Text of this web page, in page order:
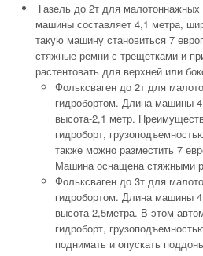
Газель до 2т для малотоннажных
машины составляет 4,1 метра,
такую машину становиться 7
стяжные ремни с трещетками и
растентовать для верхней или
Фольксваген до 2т для
гидробортом. Длина машины
высота-2,1 метр.
гидроборт,
также можно разместить 7
Машина оснащена стяжными
Фольксваген до 3т для
гидробортом. Длина машины
высота-2,5метра. В этом
гидроборт,
поднимать и опускать